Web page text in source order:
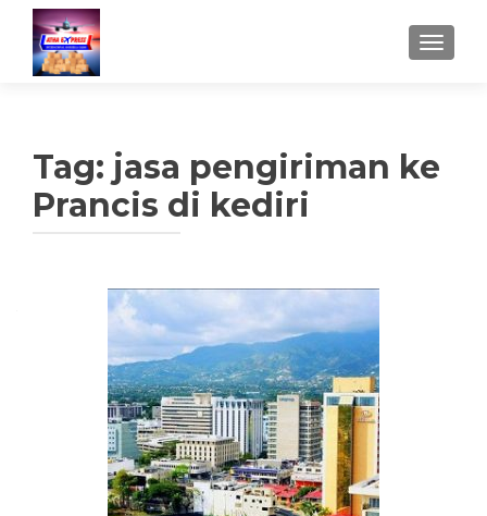
TUKAR
Tag: jasa pengiriman ke
Prancis di kediri